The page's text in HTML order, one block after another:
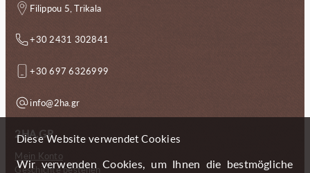
Filippou 5, Trikala
+30 2431 302841
+30 697 6326999
info@2ha.gr
2HA.GR
Mein Konto
Geschichte bestellen
Diese Website verwendet Cookies
Wir verwenden Cookies, um Ihnen die bestmögliche